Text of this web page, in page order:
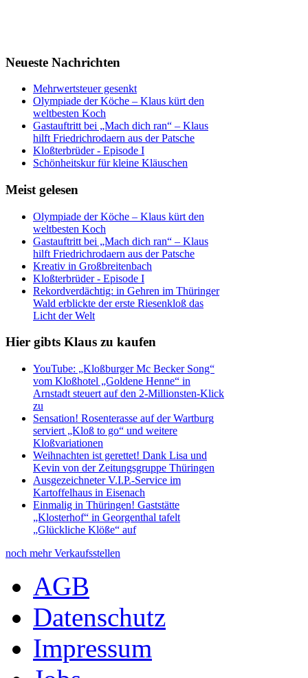
Neueste Nachrichten
Mehrwertsteuer gesenkt
Olympiade der Köche – Klaus kürt den
weltbesten Koch
Gastauftritt bei „Mach dich ran“ – Klaus
hilft Friedrichrodaern aus der Patsche
Kloßterbrüder - Episode I
Schönheitskur für kleine Kläuschen
Meist gelesen
Olympiade der Köche – Klaus kürt den
weltbesten Koch
Gastauftritt bei „Mach dich ran“ – Klaus
hilft Friedrichrodaern aus der Patsche
Kreativ in Großbreitenbach
Kloßterbrüder - Episode I
Rekordverdächtig: in Gehren im Thüringer
Wald erblickte der erste Riesenkloß das
Licht der Welt
Hier gibts Klaus zu kaufen
YouTube: „Kloßburger Mc Becker Song“
vom Kloßhotel „Goldene Henne“ in
Arnstadt steuert auf den 2-Millionsten-Klick
zu
Sensation! Rosenterasse auf der Wartburg
serviert „Kloß to go“ und weitere
Kloßvariationen
Weihnachten ist gerettet! Dank Lisa und
Kevin von der Zeitungsgruppe Thüringen
Ausgezeichneter V.I.P.-Service im
Kartoffelhaus in Eisenach
Einmalig in Thüringen! Gaststätte
„Klosterhof“ in Georgenthal tafelt
„Glückliche Klöße“ auf
noch mehr Verkaufsstellen
AGB
Datenschutz
Impressum